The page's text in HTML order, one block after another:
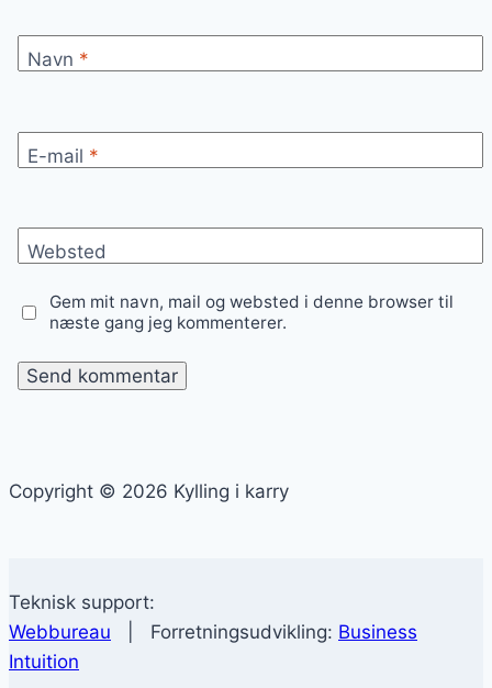
Navn *
E-mail *
Websted
Gem mit navn, mail og websted i denne browser til
næste gang jeg kommenterer.
Copyright © 2026 Kylling i karry
Teknisk support:
Webbureau | Forretningsudvikling: Business
Intuition